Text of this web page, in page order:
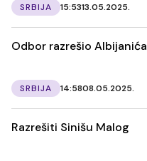
SRBIJA 15:5313.05.2025.
Odbor razrešio Albijanića
SRBIJA 14:5808.05.2025.
Razrešiti Sinišu Malog